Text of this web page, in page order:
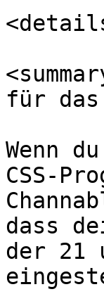
für das
Wenn
CSS-
dass
der 21